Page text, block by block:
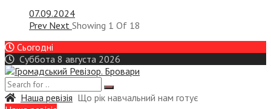
07.09.2024
Prev Next Showing 1 Of 18
Сьогодні
Суббота 8 августа 2026
Наша ревізія Що рік навчальний нам готує